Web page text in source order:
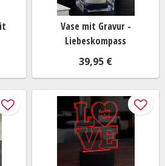
Vase mit Gravur -
Liebeskompass
39,95 €